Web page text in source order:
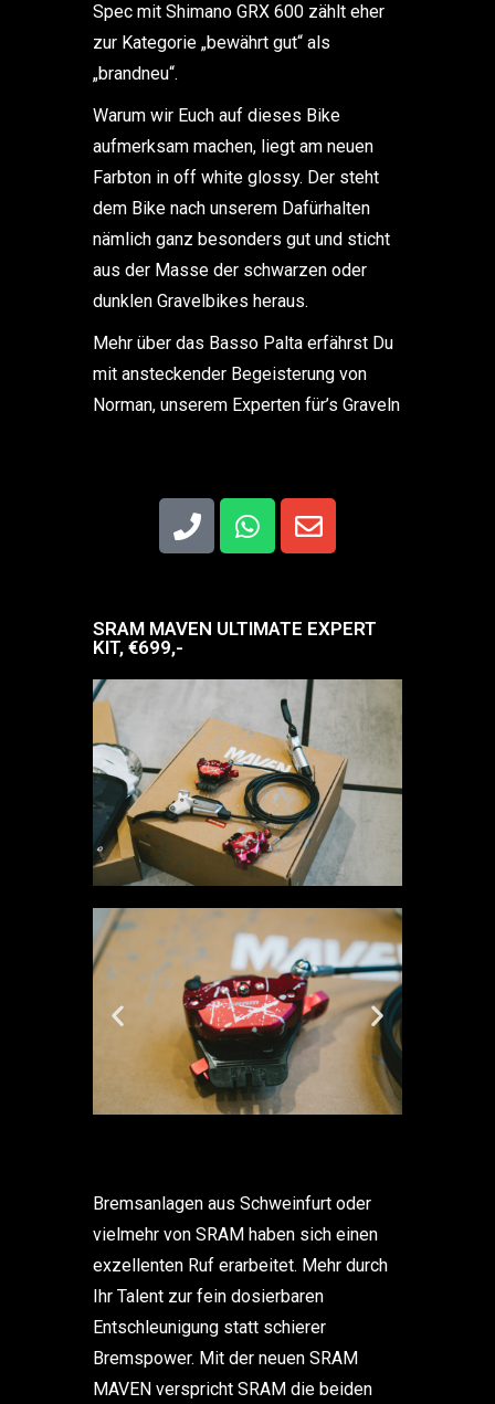
Spec mit Shimano GRX 600 zählt eher
zur Kategorie „bewährt gut“ als
„brandneu“.
Warum wir Euch auf dieses Bike
aufmerksam machen, liegt am neuen
Farbton in off white glossy. Der steht
dem Bike nach unserem Dafürhalten
nämlich ganz besonders gut und sticht
aus der Masse der schwarzen oder
dunklen Gravelbikes heraus.
Mehr über das Basso Palta erfährst Du
mit ansteckender Begeisterung von
Norman, unserem Experten für’s Graveln
SRAM MAVEN ULTIMATE EXPERT
KIT, €699,-
Bremsanlagen aus Schweinfurt oder
vielmehr von SRAM haben sich einen
exzellenten Ruf erarbeitet. Mehr durch
Ihr Talent zur fein dosierbaren
Entschleunigung statt schierer
Bremspower. Mit der neuen SRAM
MAVEN verspricht SRAM die beiden